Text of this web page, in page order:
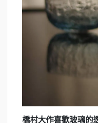
橋村大作喜歡玻璃的